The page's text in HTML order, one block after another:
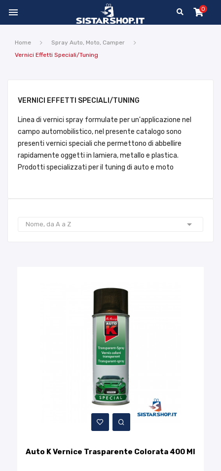
 0
Home
Spray Auto, Moto, Camper
Vernici Effetti Speciali/Tuning
VERNICI EFFETTI SPECIALI/TUNING
Linea di vernici spray formulate per un'applicazione nel
campo automobilistico, nel presente catalogo sono
presenti vernici speciali che permettono di abbellire
rapidamente oggetti in lamiera, metallo e plastica.
Prodotti specializzati per il tuning di auto e moto
Nome, da A a Z 
Auto K Vernice Trasparente Colorata 400 Ml